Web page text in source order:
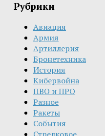
Рубрики
Авиация
Армия
Артиллерия
Бронетехника
История
Кибервойна
ПВО и ПРО
Разное
Ракеты
События